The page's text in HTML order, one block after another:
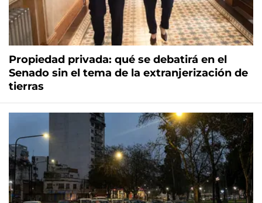
Propiedad privada: qué se debatirá en el
Senado sin el tema de la extranjerización de
tierras